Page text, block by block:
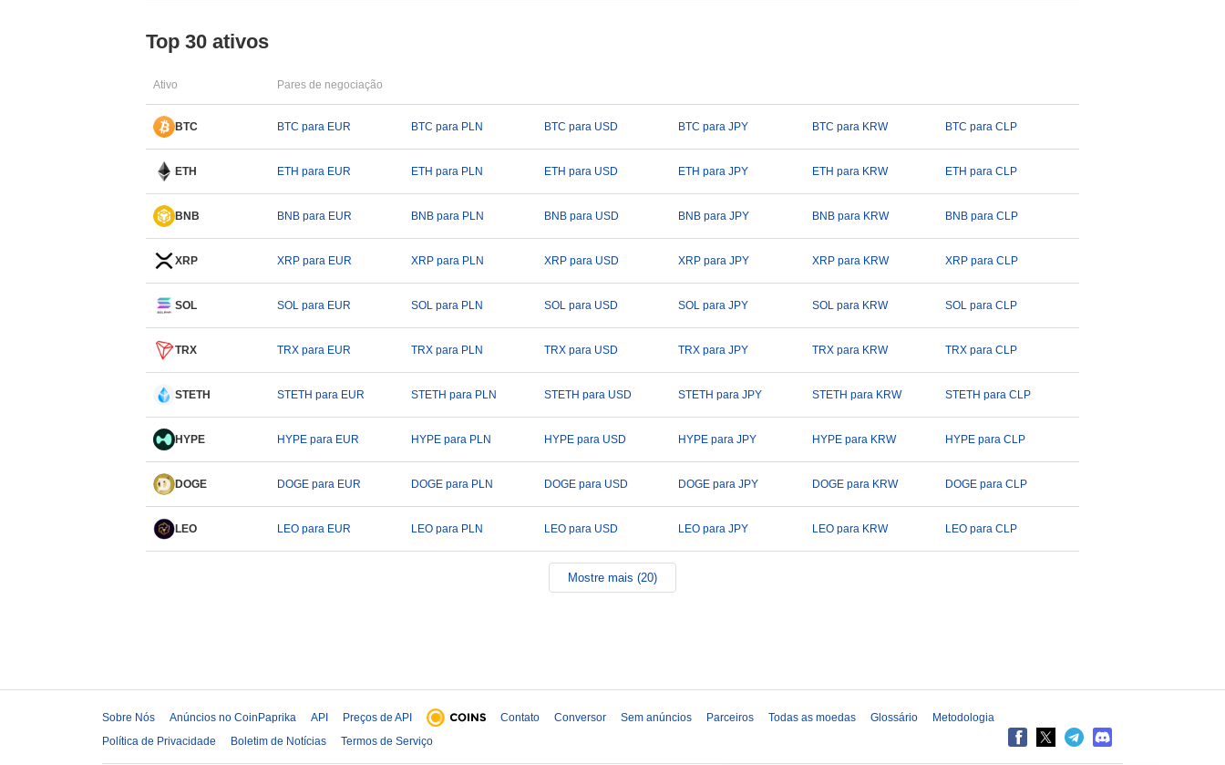
Top 30 ativos
Ativo Pares de negociação
BTC BTC para EUR BTC para PLN BTC para USD BTC para JPY BTC para KRW BTC para CLP
ETH ETH para EUR ETH para PLN ETH para USD ETH para JPY ETH para KRW ETH para CLP
BNB BNB para EUR BNB para PLN BNB para USD BNB para JPY BNB para KRW BNB para CLP
XRP XRP para EUR XRP para PLN XRP para USD XRP para JPY XRP para KRW XRP para CLP
SOL SOL para EUR SOL para PLN SOL para USD SOL para JPY SOL para KRW SOL para CLP
TRX TRX para EUR TRX para PLN TRX para USD TRX para JPY TRX para KRW TRX para CLP
STETH STETH para EUR STETH para PLN STETH para USD STETH para JPY STETH para KRW STETH para CLP
HYPE HYPE para EUR HYPE para PLN HYPE para USD HYPE para JPY HYPE para KRW HYPE para CLP
DOGE DOGE para EUR DOGE para PLN DOGE para USD DOGE para JPY DOGE para KRW DOGE para CLP
LEO LEO para EUR LEO para PLN LEO para USD LEO para JPY LEO para KRW LEO para CLP
Mostre mais (20)
Sobre Nós Anúncios no CoinPaprika API Preços de API Contato Conversor Sem anúncios Parceiros Todas as moedas Glossário
Metodologia
Política de Privacidade
Boletim de Notícias Termos de Serviço